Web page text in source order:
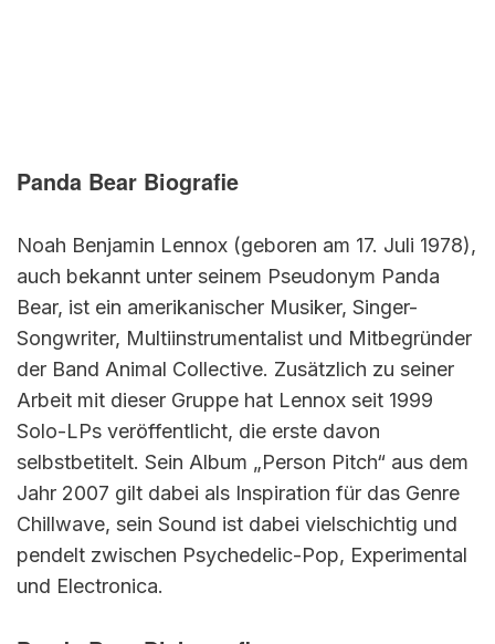
Panda Bear Biografie
Noah Benjamin Lennox (geboren am 17. Juli 1978),
auch bekannt unter seinem Pseudonym Panda
Bear, ist ein amerikanischer Musiker, Singer-
Songwriter, Multiinstrumentalist und Mitbegründer
der Band Animal Collective. Zusätzlich zu seiner
Arbeit mit dieser Gruppe hat Lennox seit 1999
Solo-LPs veröffentlicht, die erste davon
selbstbetitelt. Sein Album „Person Pitch“ aus dem
Jahr 2007 gilt dabei als Inspiration für das Genre
Chillwave, sein Sound ist dabei vielschichtig und
pendelt zwischen Psychedelic-Pop, Experimental
und Electronica.